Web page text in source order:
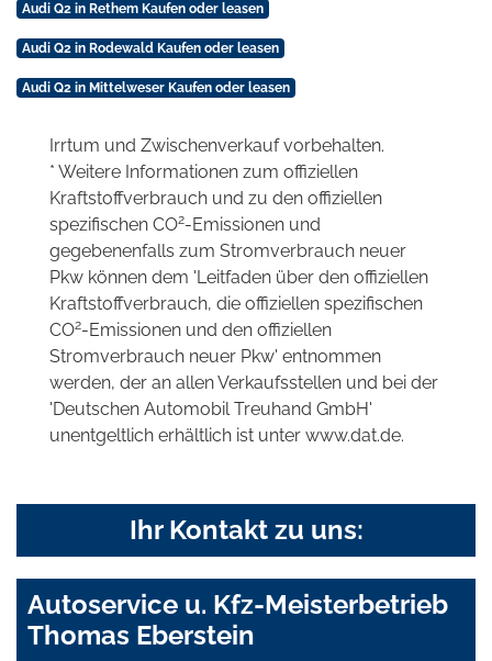
Audi Q2 in Rethem Kaufen oder leasen
Audi Q2 in Rodewald Kaufen oder leasen
Audi Q2 in Mittelweser Kaufen oder leasen
Irrtum und Zwischenverkauf vorbehalten.
* Weitere Informationen zum offiziellen
Kraftstoffverbrauch und zu den offiziellen
spezifischen CO2-Emissionen und
gegebenenfalls zum Stromverbrauch neuer
Pkw können dem 'Leitfaden über den offiziellen
Kraftstoffverbrauch, die offiziellen spezifischen
CO2-Emissionen und den offiziellen
Stromverbrauch neuer Pkw' entnommen
werden, der an allen Verkaufsstellen und bei der
'Deutschen Automobil Treuhand GmbH'
unentgeltlich erhältlich ist unter www.dat.de.
Ihr Kontakt zu uns:
Autoservice u. Kfz-Meisterbetrieb
Thomas Eberstein